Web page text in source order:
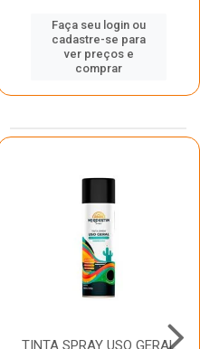
Faça seu login ou
cadastre-se para
ver preços e
comprar
TINTA SPRAY USO GERAL